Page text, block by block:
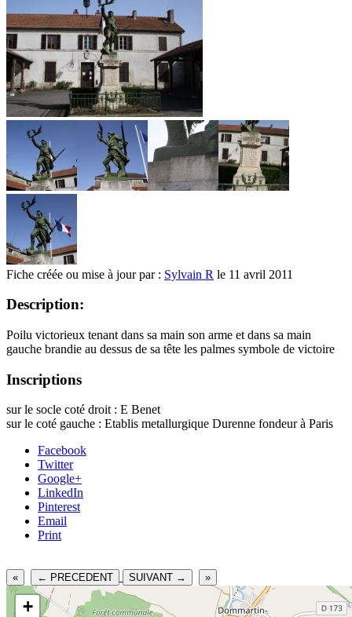
Fiche créée ou mise à jour par : Sylvain R le 11 avril 2011
Description:
Poilu victorieux tenant dans sa main son arme et dans sa main
gauche brandie au dessus de sa tête les palmes symbole de victoire
Inscriptions
sur le socle coté droit : E Benet
sur le coté gauche : Etablis metallurgique Durenne fondeur à Paris
Facebook
Twitter
Google+
LinkedIn
Pinterest
Email
Print
« ← PRECEDENT SUIVANT → »
+